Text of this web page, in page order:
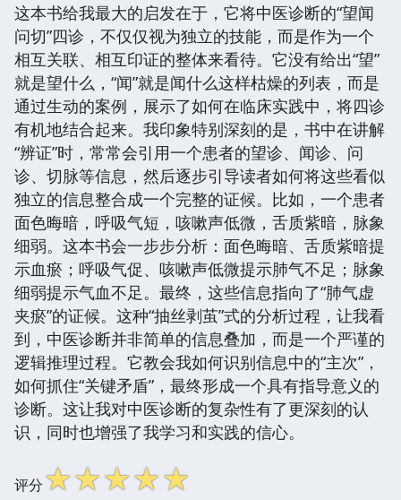
这本书给我最大的启发在于，它将中医诊断的“望闻
问切”四诊，不仅仅视为独立的技能，而是作为一个
相互关联、相互印证的整体来看待。它没有给出“望”
就是望什么，“闻”就是闻什么这样枯燥的列表，而是
通过生动的案例，展示了如何在临床实践中，将四诊
有机地结合起来。我印象特别深刻的是，书中在讲解
“辨证”时，常常会引用一个患者的望诊、闻诊、问
诊、切脉等信息，然后逐步引导读者如何将这些看似
独立的信息整合成一个完整的证候。比如，一个患者
面色晦暗，呼吸气短，咳嗽声低微，舌质紫暗，脉象
细弱。这本书会一步步分析：面色晦暗、舌质紫暗提
示血瘀；呼吸气促、咳嗽声低微提示肺气不足；脉象
细弱提示气血不足。最终，这些信息指向了“肺气虚
夹瘀”的证候。这种“抽丝剥茧”式的分析过程，让我看
到，中医诊断并非简单的信息叠加，而是一个严谨的
逻辑推理过程。它教会我如何识别信息中的“主次”，
如何抓住“关键矛盾”，最终形成一个具有指导意义的
诊断。这让我对中医诊断的复杂性有了更深刻的认
识，同时也增强了我学习和实践的信心。
评分☆☆☆☆☆